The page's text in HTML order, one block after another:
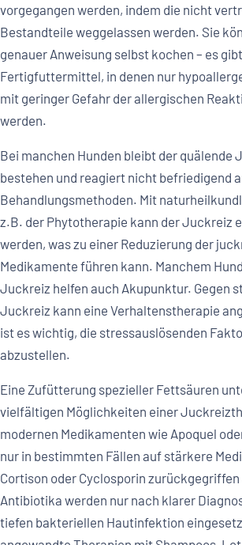
vorgegangen werden, indem die nicht
Bestandteile weggelassen werden. Sie
genauer Anweisung selbst kochen – es
Fertigfuttermittel, in denen nur
mit geringer Gefahr der allergischen
werden.
Bei manchen Hunden bleibt der quälende
bestehen und reagiert nicht befriedigend
Behandlungsmethoden. Mit
z.B. der Phytotherapie kann der Juckreiz
werden, was zu einer Reduzierung der
Medikamente führen kann. Manchem
Juckreiz helfen auch Akupunktur. Gegen
Juckreiz kann eine Verhaltenstherapie
ist es wichtig, die stressauslösenden
abzustellen.
Eine Zufütterung spezieller Fettsäuren
vielfältigen Möglichkeiten einer
modernen Medikamenten wie Apoquel
nur in bestimmten Fällen auf stärkere
Cortison oder Cyclosporin
Antibiotika werden nur nach klarer
tiefen bakteriellen Hautinfektion